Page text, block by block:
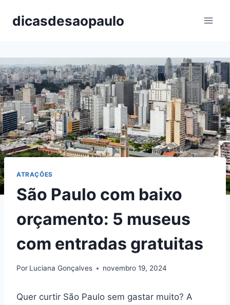
paradicasdesaopaulo
ATRAÇÕES
São Paulo com baixo
orçamento: 5 museus
com entradas gratuitas
Por Luciana Gonçalves novembro 19, 2024
Quer curtir São Paulo sem gastar muito? A